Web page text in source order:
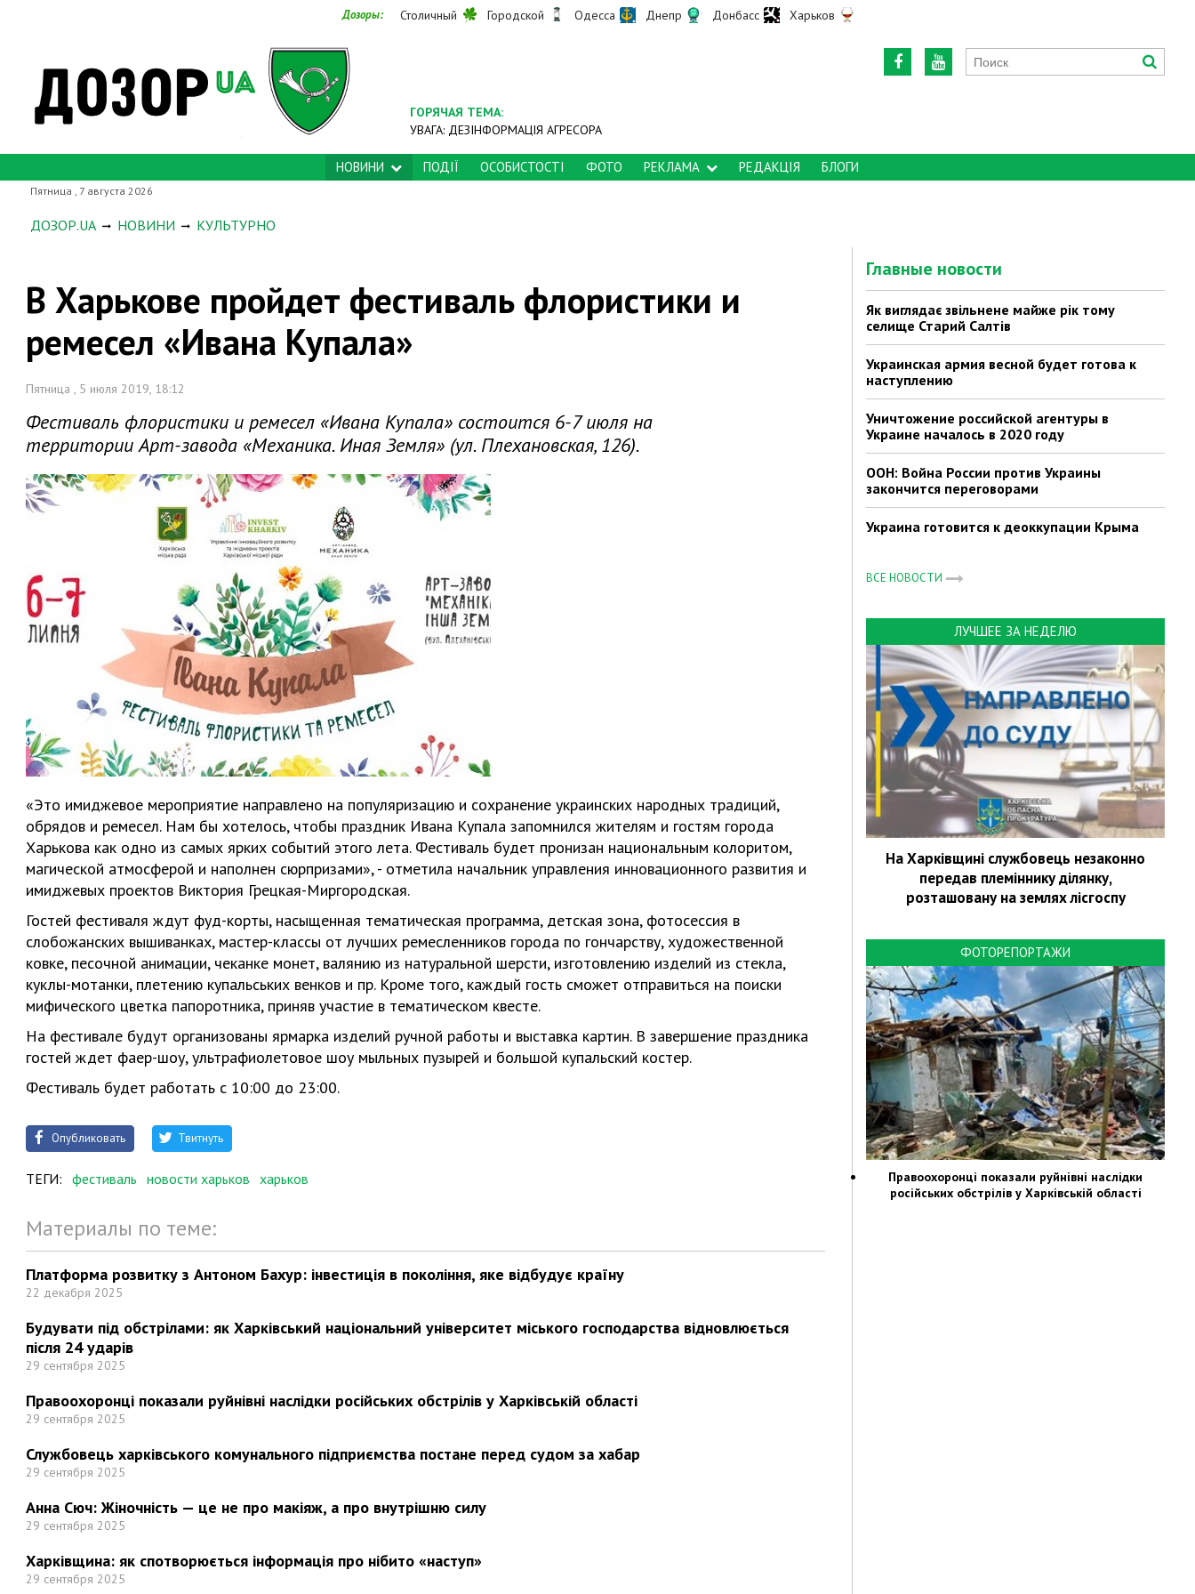
Дозоры: Столичный Городской Одесса Днепр Донбасс Харьков
ГОРЯЧАЯ ТЕМА:
УВАГА: ДЕЗІНФОРМАЦІЯ АГРЕСОРА
НОВИНИ ПОДІЇ ОСОБИСТОСТІ ФОТО РЕКЛАМА РЕДАКЦІЯ БЛОГИ
Пятница , 7 августа 2026
ДОЗОР.UA НОВИНИ КУЛЬТУРНО
В Харькове пройдет фестиваль флористики и
ремесел «Ивана Купала»
Пятница , 5 июля 2019, 18:12
Фестиваль флористики и ремесел «Ивана Купала» состоится 6-7 июля на
территории Арт-завода «Механика. Иная Земля» (ул. Плехановская, 126).
«Это имиджевое мероприятие направлено на популяризацию и сохранение украинских народных традиций,
обрядов и ремесел. Нам бы хотелось, чтобы праздник Ивана Купала запомнился жителям и гостям города
Харькова как одно из самых ярких событий этого лета. Фестиваль будет пронизан национальным колоритом,
магической атмосферой и наполнен сюрпризами», - отметила начальник управления инновационного развития и
имиджевых проектов Виктория Грецкая-Миргородская.
Гостей фестиваля ждут фуд-корты, насыщенная тематическая программа, детская зона, фотосессия в
слобожанских вышиванках, мастер-классы от лучших ремесленников города по гончарству, художественной
ковке, песочной анимации, чеканке монет, валянию из натуральной шерсти, изготовлению изделий из стекла,
куклы-мотанки, плетению купальських венков и пр. Кроме того, каждый гость сможет отправиться на поиски
мифического цветка папоротника, приняв участие в тематическом квесте.
На фестивале будут организованы ярмарка изделий ручной работы и выставка картин. В завершение праздника
гостей ждет фаер-шоу, ультрафиолетовое шоу мыльных пузырей и большой купальский костер.
Фестиваль будет работать с 10:00 до 23:00.
Опубликовать Твитнуть
ТЕГИ: фестиваль новости харьков харьков
Материалы по теме:
Платформа розвитку з Антоном Бахур: інвестиція в покоління, яке відбудує країну
22 декабря 2025
Будувати під обстрілами: як Харківський національний університет міського господарства відновлюється
після 24 ударів
29 сентября 2025
Правоохоронці показали руйнівні наслідки російських обстрілів у Харківській області
29 сентября 2025
Службовець харківського комунального підприємства постане перед судом за хабар
29 сентября 2025
Анна Сюч: Жіночність — це не про макіяж, а про внутрішню силу
29 сентября 2025
Харківщина: як спотворюється інформація про нібито «наступ»
29 сентября 2025
Главные новости
Як виглядає звільнене майже рік тому
селище Старий Салтів
Украинская армия весной будет готова к
наступлению
Уничтожение российской агентуры в
Украине началось в 2020 году
ООН: Война России против Украины
закончится переговорами
Украина готовится к деоккупации Крыма
ВСЕ НОВОСТИ
ЛУЧШЕЕ ЗА НЕДЕЛЮ
На Харківщині службовець незаконно
передав племіннику ділянку,
розташовану на землях лісгоспу
ФОТОРЕПОРТАЖИ
Правоохоронці показали руйнівні наслідки
російських обстрілів у Харківській області